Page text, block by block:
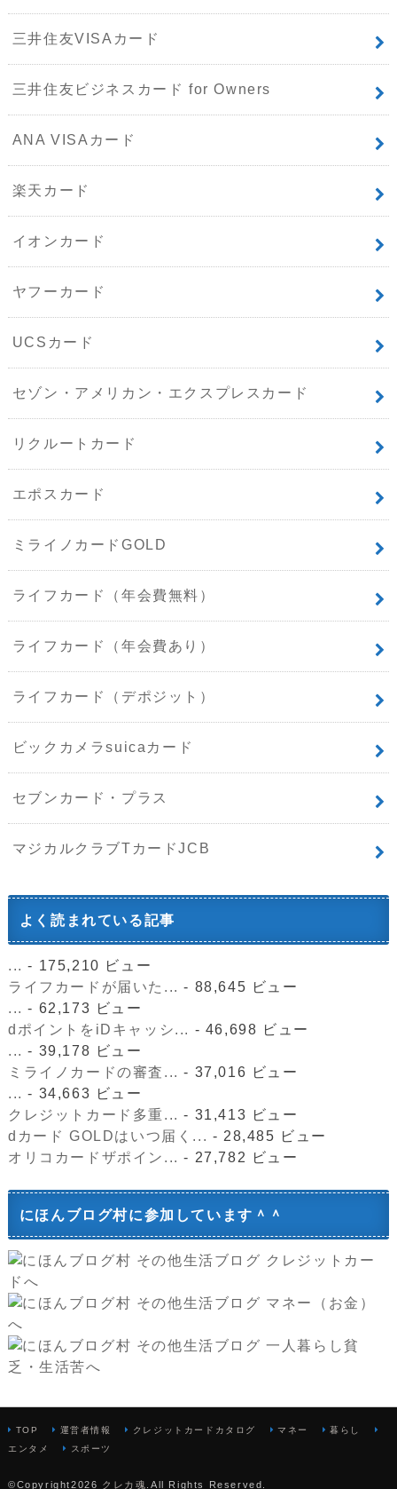
三井住友VISAカード
三井住友ビジネスカード for Owners
ANA VISAカード
楽天カード
イオンカード
ヤフーカード
UCSカード
セゾン・アメリカン・エクスプレスカード
リクルートカード
エポスカード
ミライノカードGOLD
ライフカード（年会費無料）
ライフカード（年会費あり）
ライフカード（デポジット）
ビックカメラsuicaカード
セブンカード・プラス
マジカルクラブTカードJCB
よく読まれている記事
... - 175,210 ビュー
ライフカードが届いた... - 88,645 ビュー
... - 62,173 ビュー
dポイントをiDキャッシ... - 46,698 ビュー
... - 39,178 ビュー
ミライノカードの審査... - 37,016 ビュー
... - 34,663 ビュー
クレジットカード多重... - 31,413 ビュー
dカード GOLDはいつ届く... - 28,485 ビュー
オリコカードザポイン... - 27,782 ビュー
にほんブログ村に参加しています＾＾
TOP 運営者情報 クレジットカードカタログ マネー
暮らし
エンタメ
スポーツ
©Copyright2026 クレカ魂 .All Rights Reserved.